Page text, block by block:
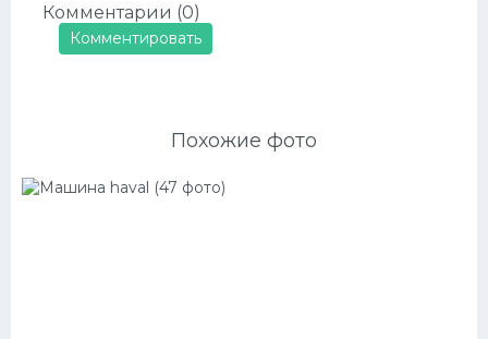
Комментарии (0)
Комментировать
Похожие фото